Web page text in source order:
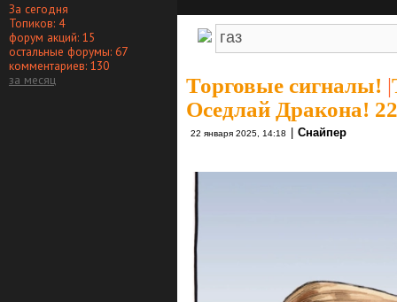
За сегодня
Топиков: 4
форум акций: 15
остальные форумы: 67
комментариев: 130
за месяц
Торговые сигналы! |
Оседлай Дракона!
22 января 2025, 14:18 Снайпер